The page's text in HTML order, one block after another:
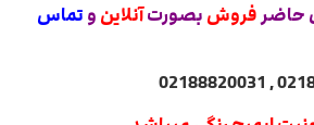
حاضر فروش بصورتآنلاین و تماس